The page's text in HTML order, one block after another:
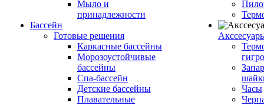
Мыло и
принадлежности
Бассейн
Готовые решения
Каркасные бассейны
Морозоустойчивые
бассейны
Спа-бассейн
Детские бассейны
Плавательные
Часы